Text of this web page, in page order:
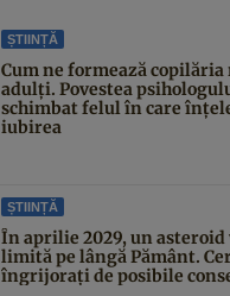
ȘTIINȚĂ
Cum ne formează
adulți. Povestea
schimbat felul în care
iubirea
ȘTIINȚĂ
În aprilie 2029, un asteroid
limită pe lângă Pământ.
îngrijorați de posibile